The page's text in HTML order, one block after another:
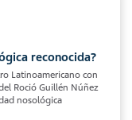
reconocida?
Latinoamericano con
Roció Guillén Núñez
nosológica